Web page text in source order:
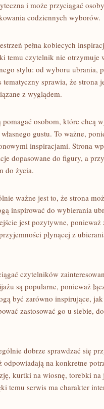
i może przyciągać
codziennych wyborów.
pełna kobiecych
temu czytelnik nie otrzymuje
stylu: od wyboru ubrania,
sprawia, że strona
z wyglądem.
osobom, które chcą
gustu. To ważne,
inspiracjami. Strona
dopasowane do figury, a
do życia.
ważne jest to, że strona
inspirować do wybierania
jest pozytywne,
płynącej z
czytelników
są popularne, ponieważ
być zarówno inspirujące,
zastosować go u siebie,
dobrze sprawdzać się
odpowiadają na konkretne
kurtki na wiosnę, torebki
temu serwis ma charakter